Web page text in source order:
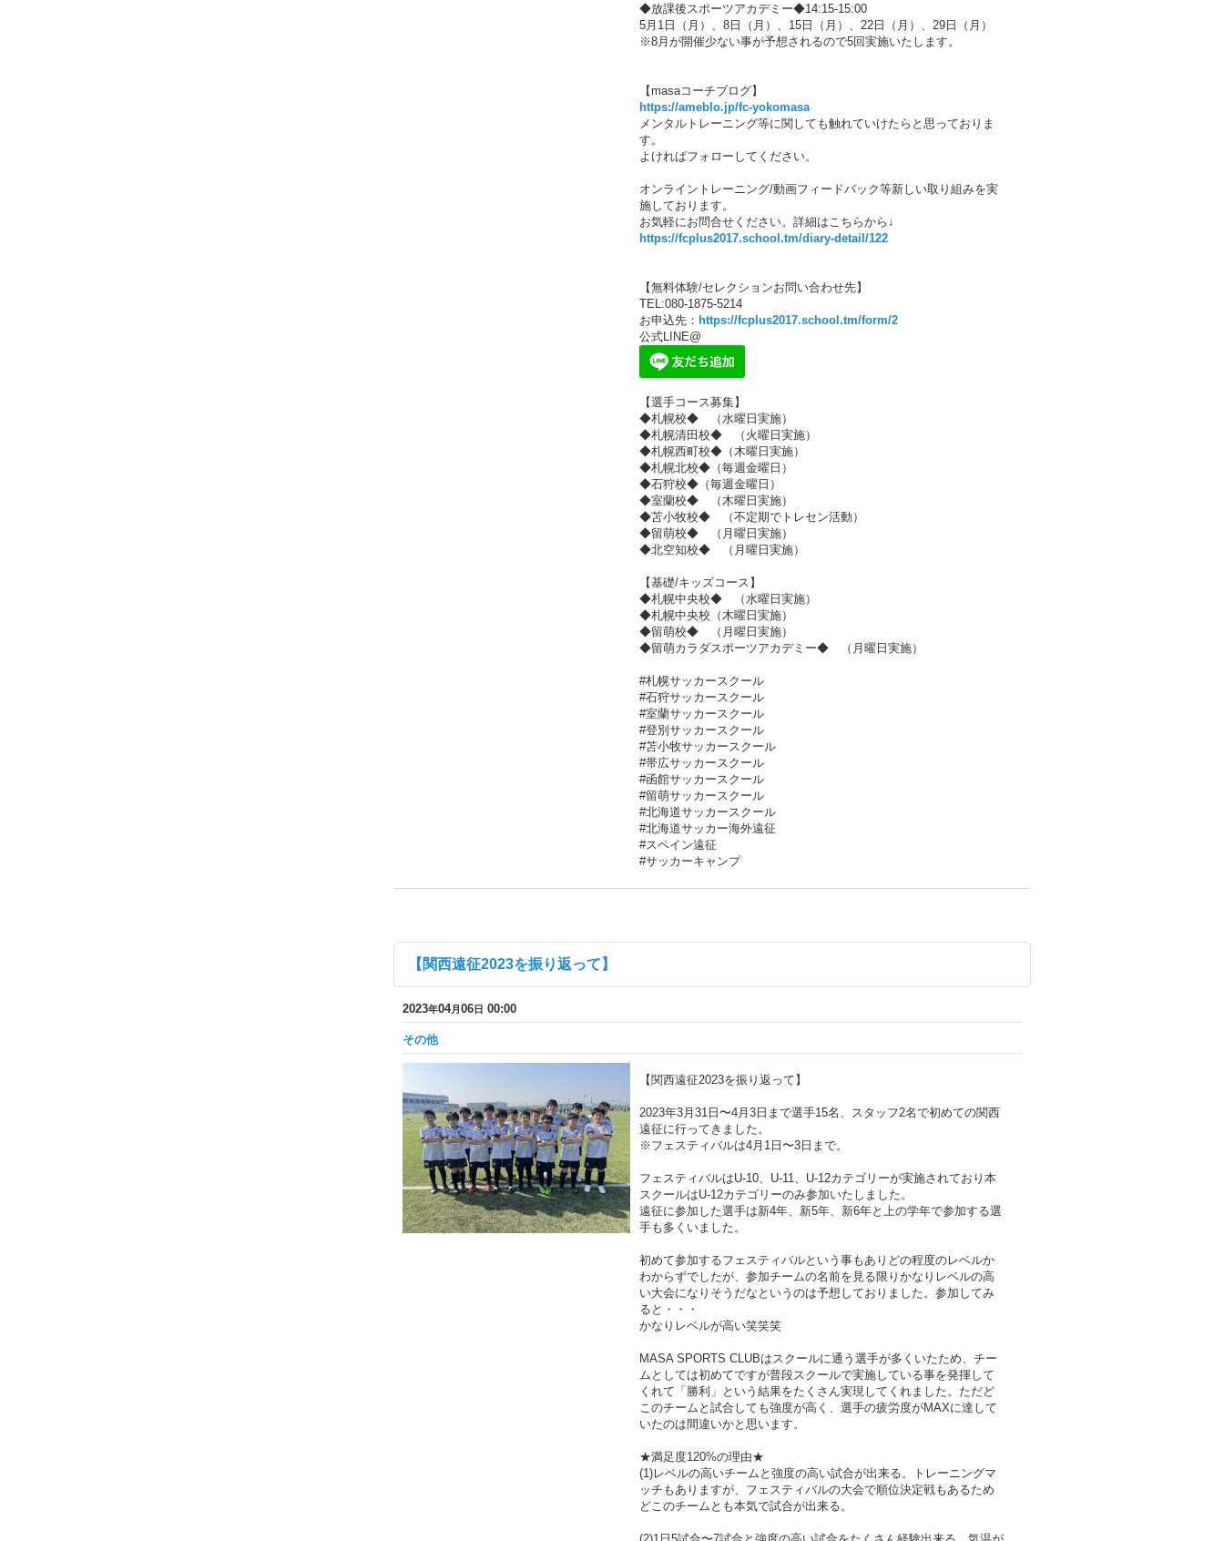
◆放課後スポーツアカデミー◆14:15-15:00
5月1日（月）、8日（月）、15日（月）、22日（月）、29日（月）
※8月が開催少ない事が予想されるので5回実施いたします。
【masaコーチブログ】
https://ameblo.jp/fc-yokomasa
メンタルトレーニング等に関しても触れていけたらと思っておりま
す。
よければフォローしてください。
オンライントレーニング/動画フィードバック等新しい取り組みを実
施しております。
お気軽にお問合せください。詳細はこちらから↓
https://fcplus2017.school.tm/diary-detail/122
【無料体験/セレクションお問い合わせ先】
TEL:080-1875-5214
お申込先： https://fcplus2017.school.tm/form/2
公式LINE@
【選手コース募集】
◆札幌校◆ （水曜日実施）
◆札幌清田校◆ （火曜日実施）
◆札幌西町校◆（木曜日実施）
◆札幌北校◆（毎週金曜日）
◆石狩校◆（毎週金曜日）
◆室蘭校◆ （木曜日実施）
◆苫小牧校◆ （不定期でトレセン活動）
◆留萌校◆ （月曜日実施）
◆北空知校◆ （月曜日実施）
【基礎/キッズコース】
◆札幌中央校◆ （水曜日実施）
◆札幌中央校（木曜日実施）
◆留萌校◆ （月曜日実施）
◆留萌カラダスポーツアカデミー◆ （月曜日実施）
#札幌サッカースクール
#石狩サッカースクール
#室蘭サッカースクール
#登別サッカースクール
#苫小牧サッカースクール
#帯広サッカースクール
#函館サッカースクール
#留萌サッカースクール
#北海道サッカースクール
#北海道サッカー海外遠征
#スペイン遠征
#サッカーキャンプ
【関西遠征2023を振り返って】
2023年04月06日 00:00
その他
【関西遠征2023を振り返って】
2023年3月31日〜4月3日まで選手15名、スタッフ2名で初めての関西
遠征に行ってきました。
※フェスティバルは4月1日〜3日まで。
フェスティバルはU-10、U-11、U-12カテゴリーが実施されており本
スクールはU-12カテゴリーのみ参加いたしました。
遠征に参加した選手は新4年、新5年、新6年と上の学年で参加する選
手も多くいました。
初めて参加するフェスティバルという事もありどの程度のレベルか
わからずでしたが、参加チームの名前を見る限りかなりレベルの高
い大会になりそうだなというのは予想しておりました。参加してみ
ると・・・
かなりレベルが高い笑笑笑
MASA SPORTS CLUBはスクールに通う選手が多くいたため、チー
ムとしては初めてですが普段スクールで実施している事を発揮して
くれて「勝利」という結果をたくさん実現してくれました。ただど
このチームと試合しても強度が高く、選手の疲労度がMAXに達して
いたのは間違いかと思います。
★満足度120%の理由★
(1)レベルの高いチームと強度の高い試合が出来る。トレーニングマ
ッチもありますが、フェスティバルの大会で順位決定戦もあるため
どこのチームとも本気で試合が出来る。